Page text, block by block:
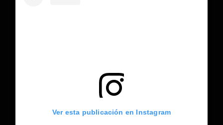
Ver esta publicación en Instagram